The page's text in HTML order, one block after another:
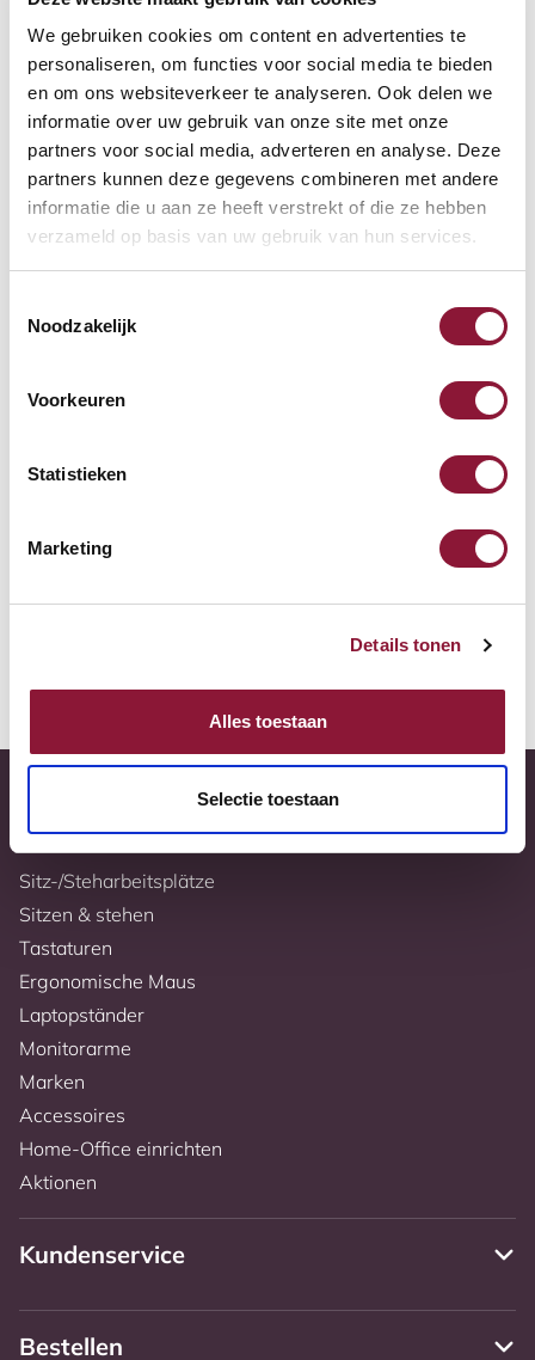
We gebruiken cookies om content en advertenties te
personaliseren, om functies voor social media te bieden
en om ons websiteverkeer te analyseren. Ook delen we
informatie over uw gebruik van onze site met onze
partners voor social media, adverteren en analyse. Deze
partners kunnen deze gegevens combineren met andere
informatie die u aan ze heeft verstrekt of die ze hebben
verzameld op basis van uw gebruik van hun services.
Noodzakelijk
Voorkeuren
Statistieken
Marketing
Details tonen
Alles toestaan
Selectie toestaan
Lieferzeit: 3-6 Wochen
Anzahl:
In den Warenkorb
Auf der Suche nach Stückzahlen? Machen Sie Ihren Arbeitsplatz
komplett und fordern Sie direkt ein individuelles Angebot an.
Zur Vergleichsliste hinzufügen
Tiefstpreisgarantie
10 Jahre Garantie
Sitz-/Steharbeitsplätze
Sitzen & stehen
Tastaturen
Ergonomische Maus
Laptopständer
Monitorarme
Marken
Accessoires
Home-Office einrichten
Aktionen
Kundenservice
Bestellen